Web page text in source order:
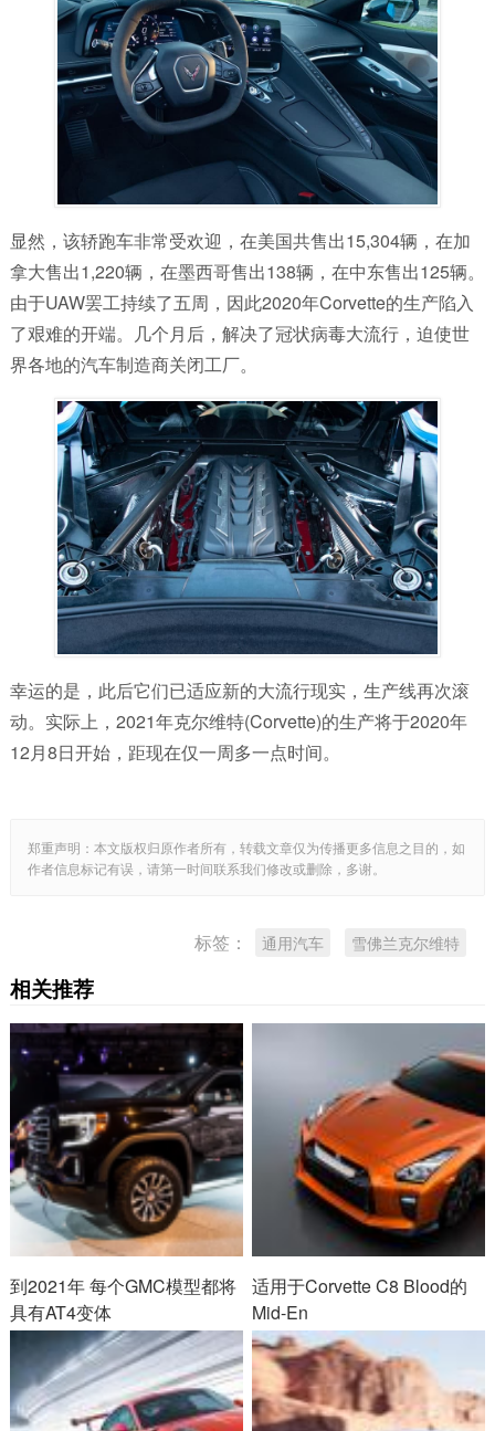
显然，该轿跑车非常受欢迎，在美国共售出15,304辆，在加
拿大售出1,220辆，在墨西哥售出138辆，在中东售出125辆。
由于UAW罢工持续了五周，因此2020年Corvette的生产陷入
了艰难的开端。几个月后，解决了冠状病毒大流行，迫使世
界各地的汽车制造商关闭工厂。
幸运的是，此后它们已适应新的大流行现实，生产线再次滚
动。实际上，2021年克尔维特(Corvette)的生产将于2020年
12月8日开始，距现在仅一周多一点时间。
郑重声明：本文版权归原作者所有，转载文章仅为传播更多信息之目的，如
作者信息标记有误，请第一时间联系我们修改或删除，多谢。
标签： 通用汽车 雪佛兰克尔维特
相关推荐
到2021年 每个GMC模型都将
具有AT4变体
适用于Corvette C8 Blood的
Mid-En